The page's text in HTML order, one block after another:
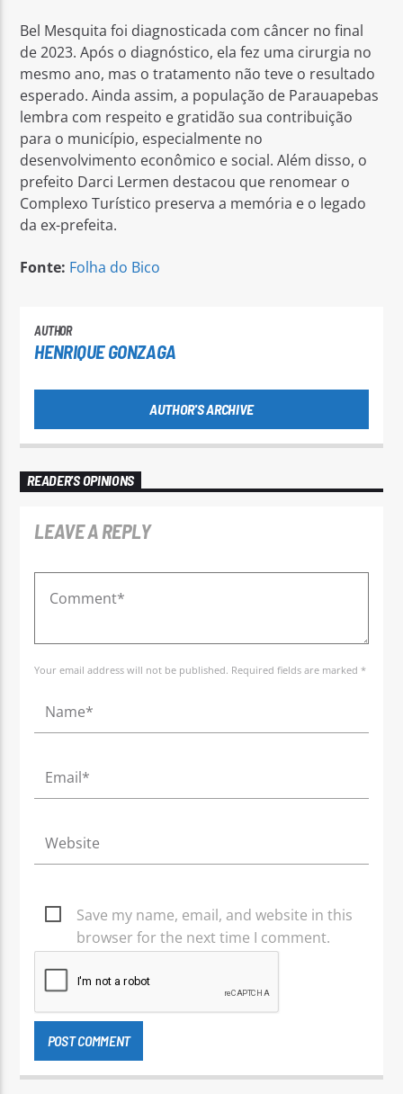
Bel Mesquita foi diagnosticada com câncer no final
de 2023. Após o diagnóstico, ela fez uma cirurgia no
mesmo ano, mas o tratamento não teve o resultado
esperado. Ainda assim, a população de Parauapebas
lembra com respeito e gratidão sua contribuição
para o município, especialmente no
desenvolvimento econômico e social. Além disso, o
prefeito Darci Lermen destacou que renomear o
Complexo Turístico preserva a memória e o legado
da ex-prefeita.
Fonte: Folha do Bico
AUTHOR
HENRIQUE GONZAGA
AUTHOR'S ARCHIVE
READER'S OPINIONS
LEAVE A REPLY
Your email address will not be published. Required fields are marked *
Save my name, email, and website in this
browser for the next time I comment.